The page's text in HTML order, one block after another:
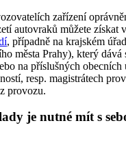
zařízení
autovraků můžete získat v
, případně na krajském
města Prahy), který dává
na příslušných obecních
resp. magistrátech
provozu.
je nutné mít s